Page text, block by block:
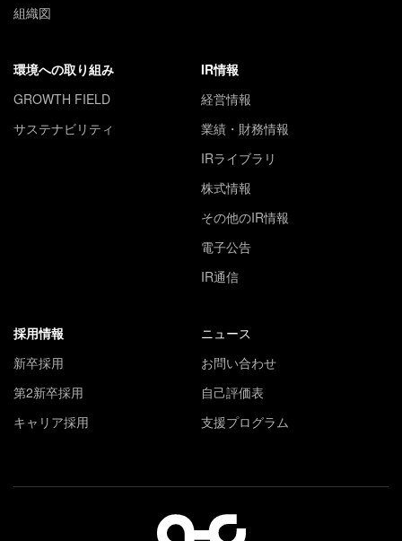
組織図
環境への取り組み
GROWTH FIELD
サステナビリティ
IR情報
経営情報
業績・財務情報
IRライブラリ
株式情報
その他のIR情報
電子公告
IR通信
採用情報
新卒採用
第2新卒採用
キャリア採用
ニュース
お問い合わせ
自己評価表
支援プログラム